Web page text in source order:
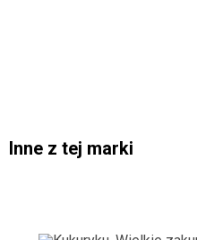
Inne z tej marki